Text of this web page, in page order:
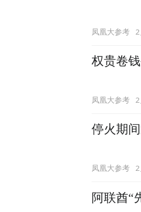
凤凰大参考
权贵卷
凤凰大参考
停火期
凤凰大参考
阿联酋“